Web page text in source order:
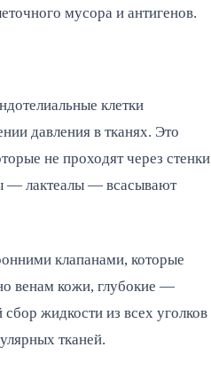
мусора и антигенов.
клетки
давления в тканях. Это
не проходят через стенки
— лактеалы — всасывают
клапанами, которые
венам кожи, глубокие —
жидкости из всех уголков
тканей.